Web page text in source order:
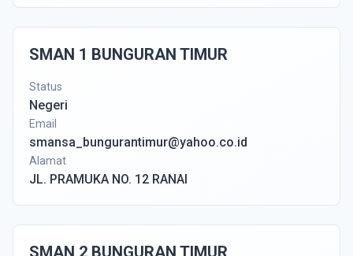
SMAN 1 BUNGURAN TIMUR
Status
Negeri
Email
smansa_bungurantimur@yahoo.co.id
Alamat
JL. PRAMUKA NO. 12 RANAI
SMAN 2 BUNGURAN TIMUR